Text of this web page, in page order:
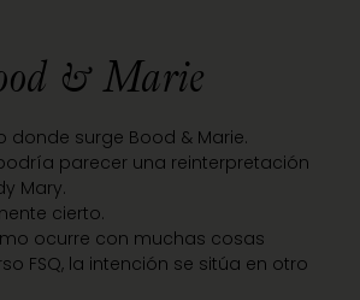
& Marie
donde surge Bood & Marie.
parecer una reinterpretación
Mary.
cierto.
ocurre con muchas cosas
FSQ, la intención se sitúa en otro